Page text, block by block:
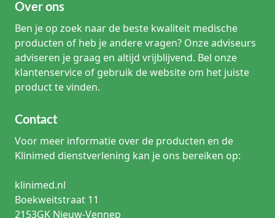
Over ons
Ben je op zoek naar de beste kwaliteit medische
producten of heb je andere vragen? Onze adviseurs
adviseren je graag en altijd vrijblijvend. Bel onze
klantenservice of gebruik de website om het juiste
product te vinden.
Contact
Voor meer informatie over de producten en de
Klinimed dienstverlening kan je ons bereiken op:
klinimed.nl
Boekweitstraat 11
2153GK Nieuw-Vennep